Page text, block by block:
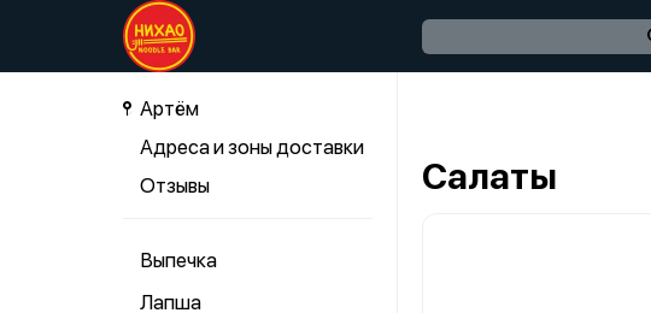
Артём
Адреса и зоны доставки
Отзывы
Выпечка
Лапша
Салаты